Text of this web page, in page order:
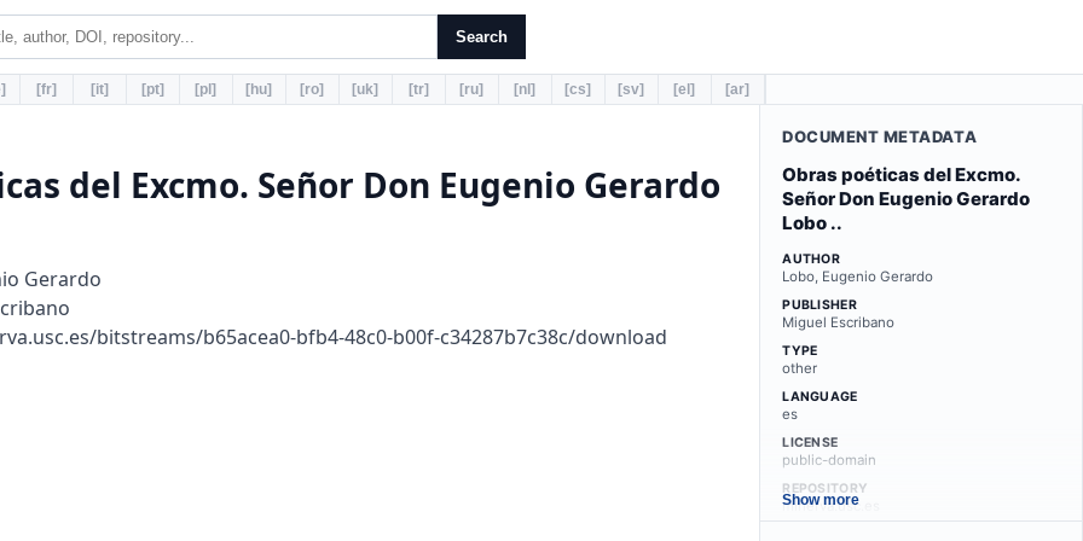
Search
[fr] [it] [pt] [pl] [hu] [ro] [uk] [tr] [ru] [nl] [cs] [sv] [el] [ar]
del Excmo. Señor Don Eugenio Gerardo
Gerardo
bitstreams/b65acea0-bfb4-48c0-b00f-c34287b7c38c/download
DOCUMENT METADATA
Obras poéticas del Excmo.
Señor Don Eugenio Gerardo
Lobo ..
AUTHOR
Lobo, Eugenio Gerardo
PUBLISHER
Miguel Escribano
TYPE
other
LANGUAGE
es
LICENSE
public-domain
REPOSITORY
minerva.usc.es
Show more